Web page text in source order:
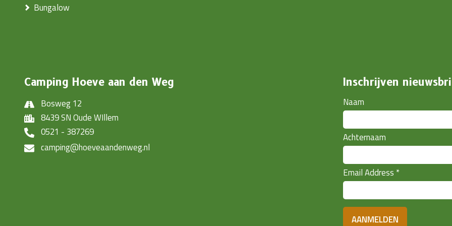
Bungalow
Camping Hoeve aan den Weg
Bosweg 12
8439 SN Oude WIllem
0521 - 387269
camping@hoeveaandenweg.nl
Inschrijven
Naam
Achternaam
Email Address *
AANMELDEN